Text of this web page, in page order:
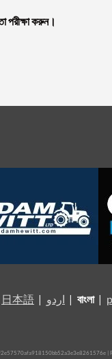
পরীক্ষা করুন।
日本語 | اردو | বাংলা|